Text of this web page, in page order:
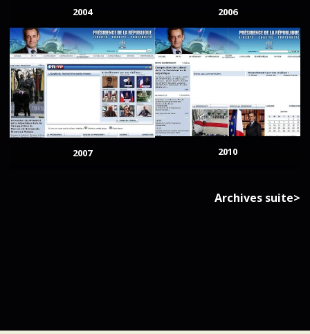
2004 2006
2007 2010
Archives suite>